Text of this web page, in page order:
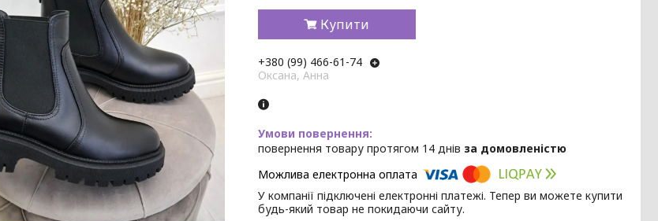
Купити
+380 (99) 466-61-74
Оксана, Анна
повернення товару протягом 14 днів за домовленістю
У компанії підключені електронні платежі. Тепер ви можете купити
будь-який товар не покидаючи сайту.